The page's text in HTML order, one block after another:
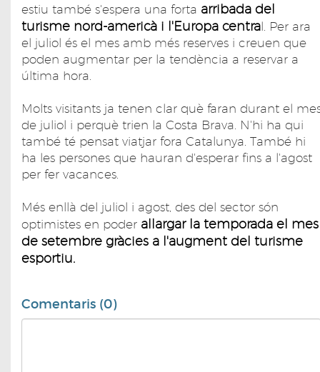
estiu també s'espera una forta arribada del
turisme nord-americà i l'Europa central. Per ara
el juliol és el mes amb més reserves i creuen que
poden augmentar per la tendència a reservar a
última hora.
Molts visitants ja tenen clar què faran durant el
de juliol i perquè trien la Costa Brava. N'hi ha qui
també té pensat viatjar fora Catalunya. També hi
ha les persones que hauran d'esperar fins a l'agost
per fer vacances.
Més enllà del juliol i agost, des del sector són
optimistes en poder allargar la temporada el mes
de setembre gràcies a l'augment del turisme
esportiu.
Comentaris (0)